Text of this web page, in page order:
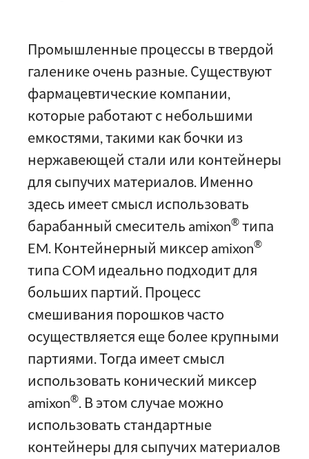
Промышленные процессы в твердой
галенике очень разные. Существуют
фармацевтические компании,
которые работают с небольшими
емкостями, такими как бочки из
нержавеющей стали или контейнеры
для сыпучих материалов. Именно
здесь имеет смысл использовать
барабанный смеситель amixon® типа
EM. Контейнерный миксер amixon®
типа COM идеально подходит для
больших партий. Процесс
смешивания порошков часто
осуществляется еще более крупными
партиями. Тогда имеет смысл
использовать конический миксер
amixon® . В этом случае можно
использовать стандартные
контейнеры для сыпучих материалов